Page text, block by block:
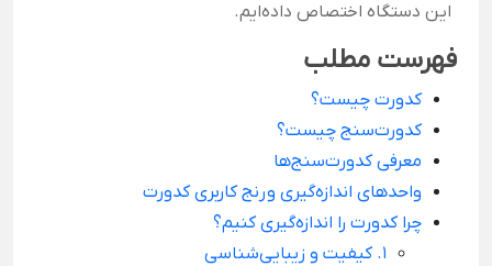
این دستگاه اختصاص داده‌ایم.
فهرست مطلب
کدورت چیست؟
کدورت‌سنج چیست؟
معرفی کدورت‌سنج‌ها
واحدهای اندازه‌گيری و رنج کاربری كدورت
چرا کدورت را اندازه‌گیری کنیم؟
1. کیفیت و زیبایی‌شناسی